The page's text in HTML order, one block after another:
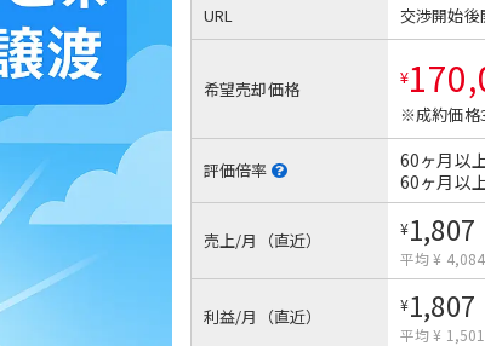
URL 交渉開始後
希望売却価格 ¥
※成約価格
評価倍率 60ヶ月以
60ヶ月以
売上/月（直近）
¥1,807
平均 ¥ 4,084
利益/月（直近）
¥1,807
平均 ¥ 1,501